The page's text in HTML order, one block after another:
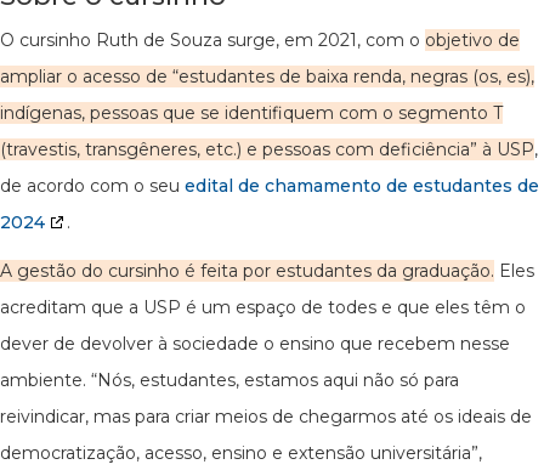
O cursinho Ruth de Souza surge, em 2021, com o objetivo de
ampliar o acesso de “estudantes de baixa renda, negras (os, es),
indígenas, pessoas que se identifiquem com o segmento T
(travestis, transgêneres, etc.) e pessoas com deficiência” à USP,
de acordo com o seu edital de chamamento de estudantes de
2024
.
A gestão do cursinho é feita por estudantes da graduação. Eles
acreditam que a USP é um espaço de todes e que eles têm o
dever de devolver à sociedade o ensino que recebem nesse
ambiente. “Nós, estudantes, estamos aqui não só para
reivindicar, mas para criar meios de chegarmos até os ideais de
democratização, acesso, ensino e extensão universitária”,